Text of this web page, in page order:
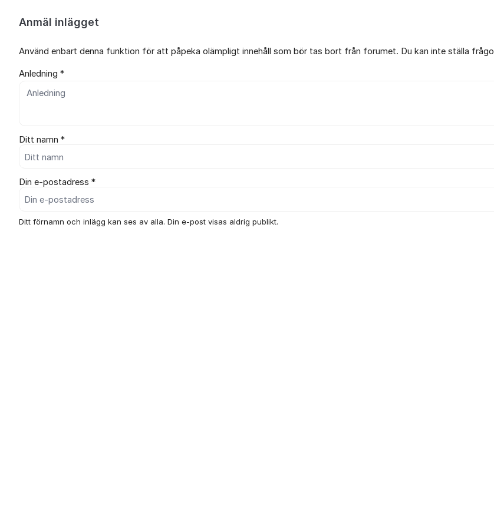
Anmäl inlägget
Använd enbart denna funktion för att påpeka olämpligt innehåll som bör tas bort från forumet. Du kan inte ställa
Anledning *
Ditt namn *
Din e-postadress *
Ditt förnamn och inlägg kan ses av alla. Din e-post visas aldrig publikt.